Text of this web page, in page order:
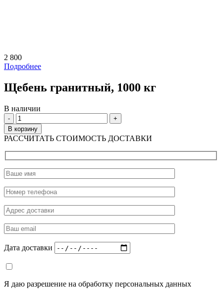
2 800
Подробнее
Щебень гранитный, 1000 кг
В наличии
Количество
В корзину
РАССЧИТАТЬ СТОИМОСТЬ ДОСТАВКИ
Дата доставки
Я даю разрешение на обработку персональных данных